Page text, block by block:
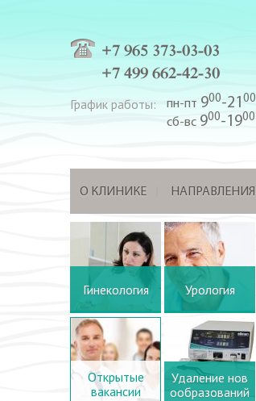
+7 965 373-03-03
+7 499 662-42-30
График работы: пн-пт 900-21 00
сб-вс 900-1900
О КЛИНИКЕ НАПРАВЛЕНИЯ
Гинекология Урология
Открытые
вакансии
Удаление нов
ообразований